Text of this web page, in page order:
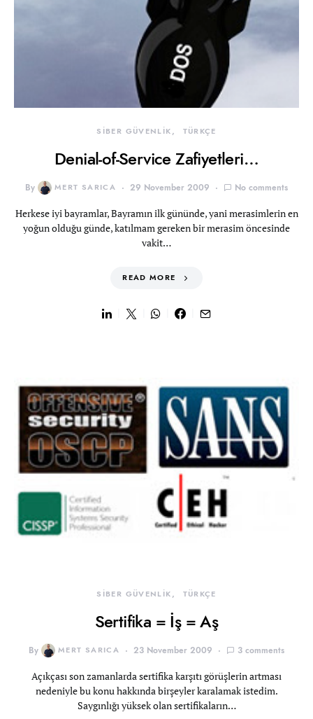
SİBER GÜVENLİK TÜRKÇE
Denial-of-Service Zafiyetleri…
By MERT SARICA 29 November 2009 No comments
Herkese iyi bayramlar, Bayramın ilk gününde, yani merasimlerin en
yoğun olduğu günde, katılmam gereken bir merasim öncesinde
vakit…
READ MORE
SİBER GÜVENLİK TÜRKÇE
Sertifika = İş = Aş
By MERT SARICA 23 November 2009 3 comments
Açıkçası son zamanlarda sertifika karşıtı görüşlerin artması
nedeniyle bu konu hakkında birşeyler karalamak istedim.
Saygınlığı yüksek olan sertifikaların…